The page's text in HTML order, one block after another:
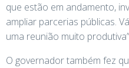
que estão em andamento,
ampliar parcerias públicas.
uma reunião muito
O governador também fez